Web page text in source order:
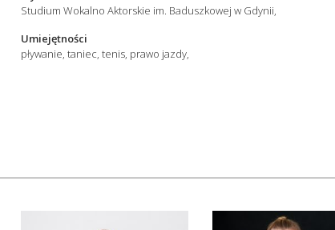
Studium Wokalno Aktorskie im. Baduszkowej w Gdynii,
Umiejętności
pływanie, taniec, tenis, prawo jazdy,